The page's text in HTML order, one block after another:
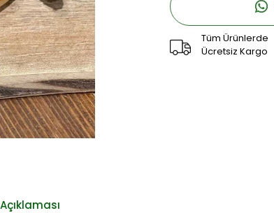
Tüm Ürünlerde
Ücretsiz Kargo